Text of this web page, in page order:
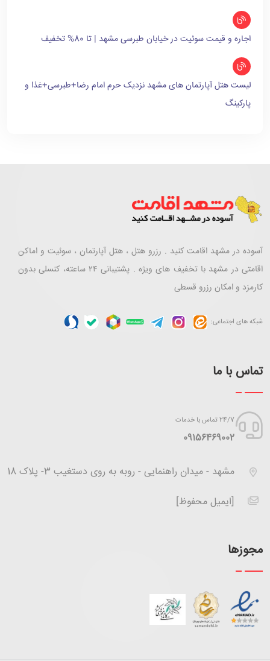
اجاره و قیمت سوئیت در خیابان طبرسی مشهد | تا 80% تخفیف
لیست هتل آپارتمان های مشهد نزدیک حرم امام رضا+طبرسی+غذا و
پارکینگ
آسوده در مشهد اقامت کنید . رزرو هتل ، هتل آپارتمان ، سوئیت و اماکن
اقامتی در مشهد با تخفیف های ویژه . پشتیبانی ۲۴ ساعته، کنسلی بدون
کارمزد و امکان رزرو قسطی
شبکه های اجتماعی:
تماس با ما
24/7 تماس با خدمات
‪09156469002
مشهد - میدان راهنمایی - روبه به روی دستغیب 3- پلاک 18
[ایمیل محفوظ]
مجوزها